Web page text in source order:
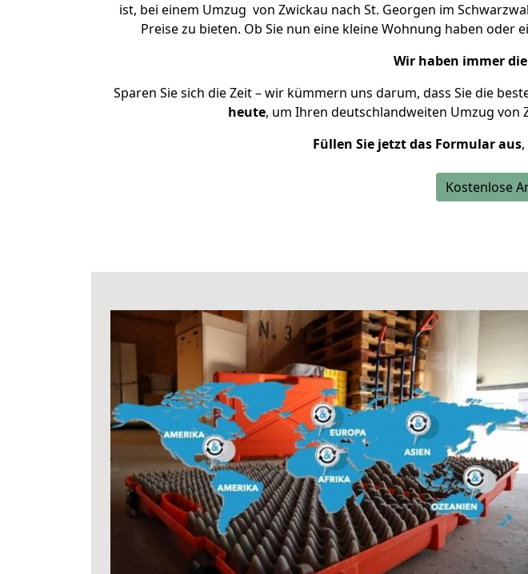
ist, bei einem Umzug von Zwickau nach St. Georgen im
Preise zu bieten. Ob Sie nun eine kleine Wohnung haben oder
Wir haben immer
Sparen Sie sich die Zeit – wir kümmern uns darum, dass Sie die
heute, um Ihren deutschlandweiten Umzug von
Füllen Sie jetzt das Formular aus
Kostenlose